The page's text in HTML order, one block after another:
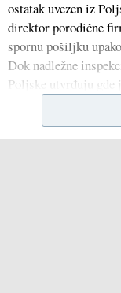
ostatak uvezen iz
direktor porodične
spornu pošiljku
Dok nadležne
Poljske utvrđuju gde